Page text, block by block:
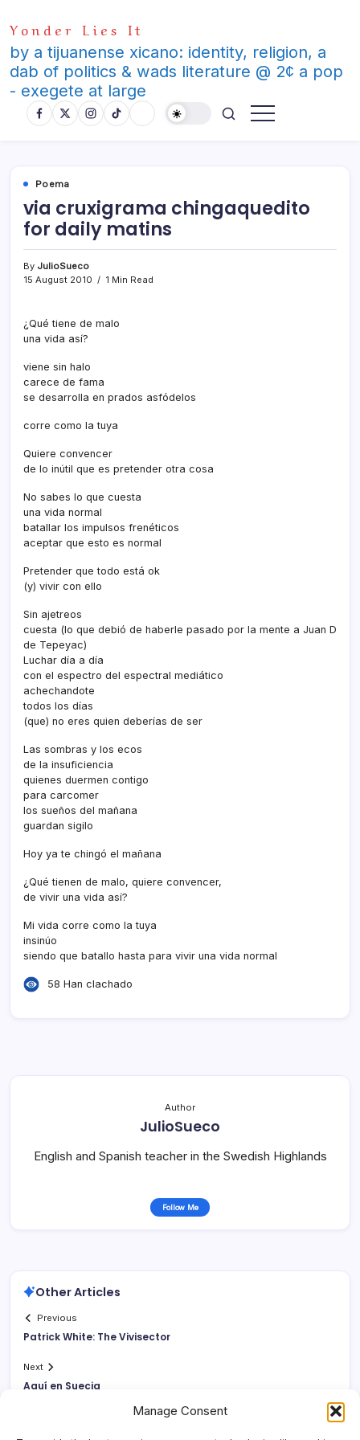
Manage Consent
to
content
Yonder Lies It
by a tijuanense xicano: identity, religion, a
dab of politics & wads literature @ 2¢ a pop
- exegete at large
Poema
via cruxigrama chingaquedito
for daily matins
By JulioSueco
15 August 2010
1 Min Read
¿Qué tiene de malo
una vida así­?
viene sin halo
carece de fama
se desarrolla en prados asfódelos
corre como la tuya
Quiere convencer
de lo inútil que es pretender otra cosa
No sabes lo que cuesta
una vida normal
batallar los impulsos frenéticos
aceptar que esto es normal
Pretender que todo está ok
(y) vivir con ello
Sin ajetreos
cuesta (lo que debió de haberle pasado por la mente a Juan D
de Tepeyac)
Luchar dí­a a dí­a
con el espectro del espectral mediático
achechandote
todos los dí­as
(que) no eres quien deberí­as de ser
Las sombras y los ecos
de la insuficiencia
quienes duermen contigo
para carcomer
los sueños del mañana
guardan sigilo
Hoy ya te chingó el mañana
¿Qué tienen de malo, quiere convencer,
de vivir una vida así­?
Mi vida corre como la tuya
insinúo
siendo que batallo hasta para vivir una vida normal
58 Han clachado
Author
JulioSueco
English and Spanish teacher in the Swedish Highlands
Follow Me
Other Articles
Previous
Patrick White: The Vivisector
Next
Aquí­ en Suecia